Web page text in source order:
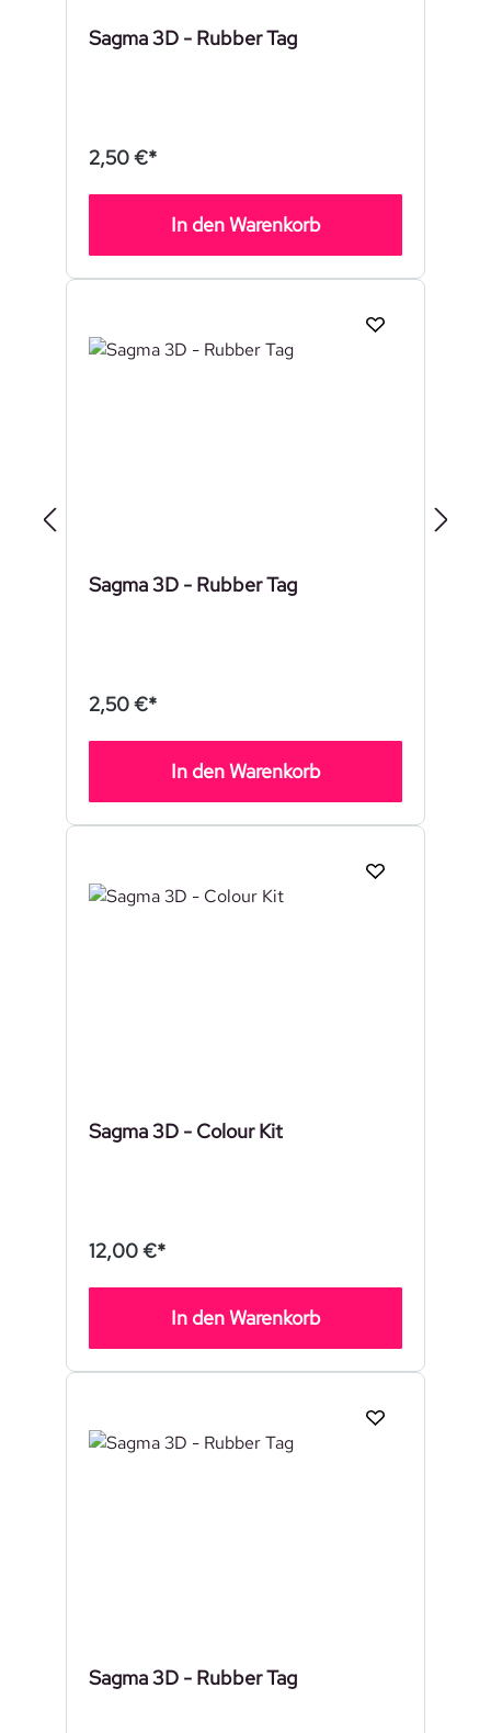
Sagma 3D - Rubber Tag
2,50 €*
In den Warenkorb
Sagma 3D - Rubber Tag
2,50 €*
In den Warenkorb
Sagma 3D - Colour Kit
12,00 €*
In den Warenkorb
Sagma 3D - Rubber Tag